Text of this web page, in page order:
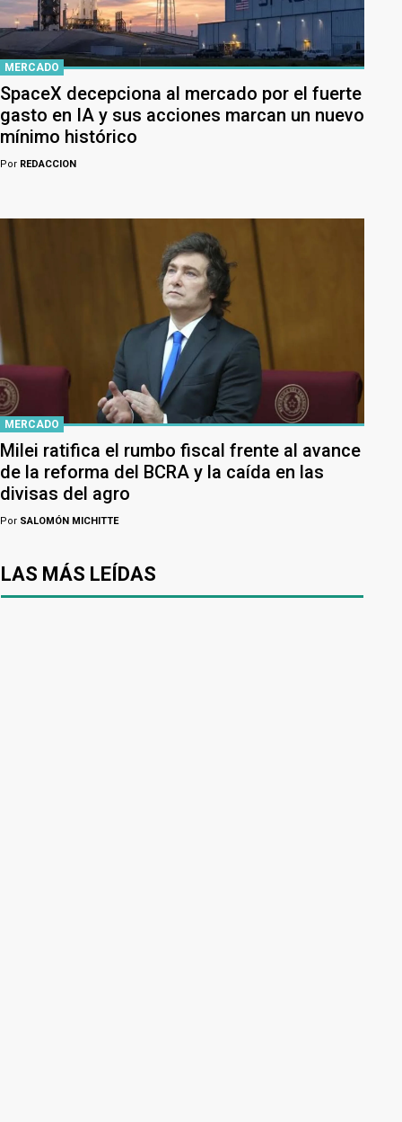
MERCADO
SpaceX decepciona al mercado por el fuerte
gasto en IA y sus acciones marcan un nuevo
mínimo histórico
Por REDACCION
MERCADO
Milei ratifica el rumbo fiscal frente al avance
de la reforma del BCRA y la caída en las
divisas del agro
Por SALOMÓN MICHITTE
LAS MÁS LEÍDAS